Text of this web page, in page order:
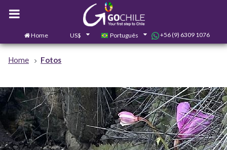
Home US$ Português +56 (9) 6309 1076
Home Fotos